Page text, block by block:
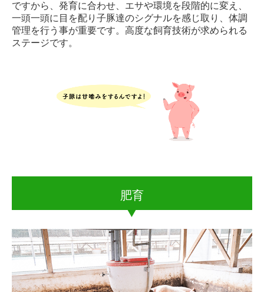
ですから、発育に合わせ、エサや環境を段階的に変え、
一頭一頭に目を配り子豚達のシグナルを感じ取り、 体調
管理を行う事が重要です。高度な飼育技術が求められる
ステージです。
肥育